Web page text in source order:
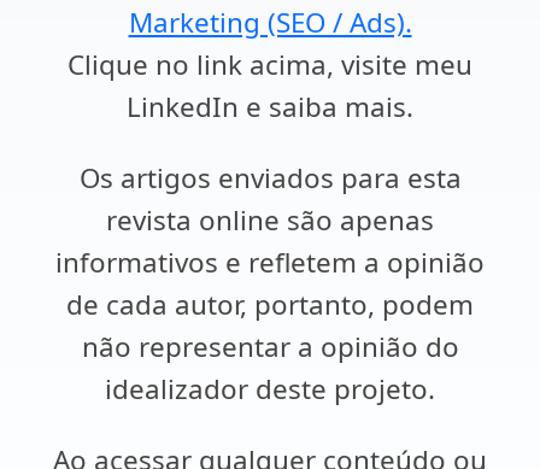
Marketing (SEO / Ads).
Clique no link acima, visite meu
LinkedIn e saiba mais.
Os artigos enviados para esta
revista online são apenas
informativos e refletem a opinião
de cada autor, portanto, podem
não representar a opinião do
idealizador deste projeto.
Ao acessar qualquer conteúdo ou